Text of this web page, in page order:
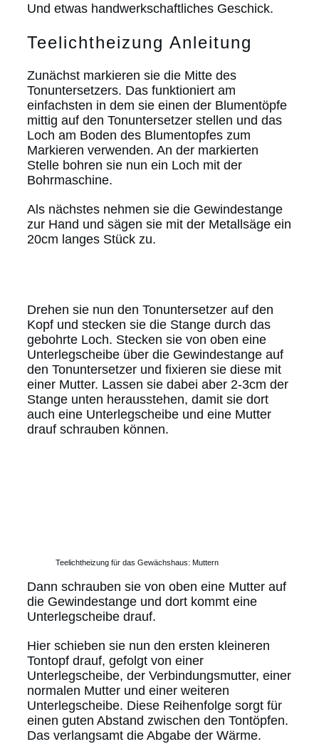
Und etwas handwerkschaftliches Geschick.
Teelichtheizung Anleitung
Zunächst markieren sie die Mitte des
Tonuntersetzers. Das funktioniert am
einfachsten in dem sie einen der Blumentöpfe
mittig auf den Tonuntersetzer stellen und das
Loch am Boden des Blumentopfes zum
Markieren verwenden. An der markierten
Stelle bohren sie nun ein Loch mit der
Bohrmaschine.
Als nächstes nehmen sie die Gewindestange
zur Hand und sägen sie mit der Metallsäge ein
20cm langes Stück zu.
Drehen sie nun den Tonuntersetzer auf den
Kopf und stecken sie die Stange durch das
gebohrte Loch. Stecken sie von oben eine
Unterlegscheibe über die Gewindestange auf
den Tonuntersetzer und fixieren sie diese mit
einer Mutter. Lassen sie dabei aber 2-3cm der
Stange unten herausstehen, damit sie dort
auch eine Unterlegscheibe und eine Mutter
drauf schrauben können.
Teelichtheizung für das Gewächshaus: Muttern
Dann schrauben sie von oben eine Mutter auf
die Gewindestange und dort kommt eine
Unterlegscheibe drauf.
Hier schieben sie nun den ersten kleineren
Tontopf drauf, gefolgt von einer
Unterlegscheibe, der Verbindungsmutter, einer
normalen Mutter und einer weiteren
Unterlegscheibe. Diese Reihenfolge sorgt für
einen guten Abstand zwischen den Tontöpfen.
Das verlangsamt die Abgabe der Wärme.